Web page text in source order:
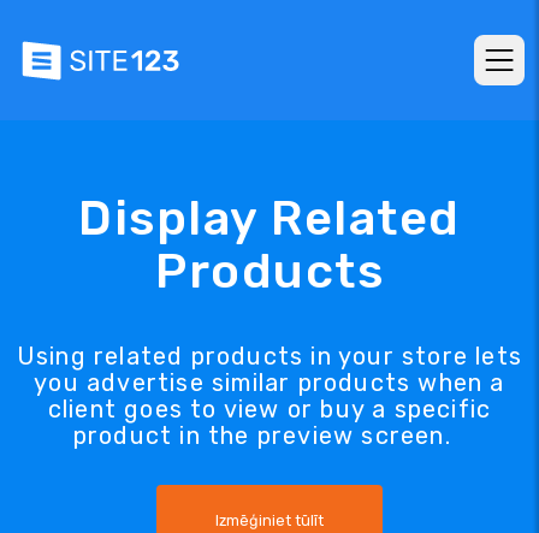
Display Related
Products
Using related products in your store lets
you advertise similar products when a
client goes to view or buy a specific
product in the preview screen.
Izmēģiniet tūlīt